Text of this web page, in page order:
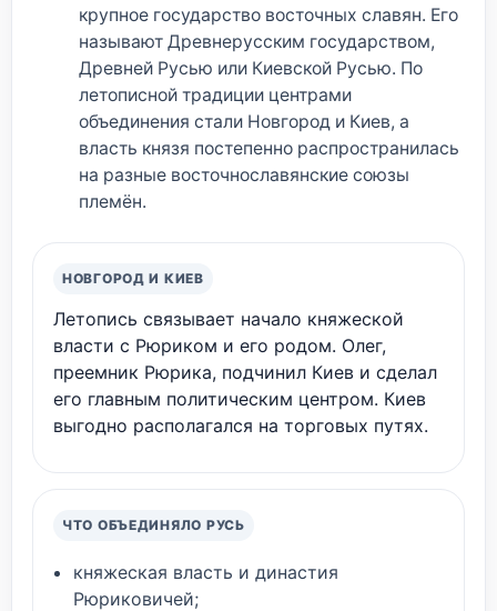
крупное государство восточных славян. Его
называют Древнерусским государством,
Древней Русью или Киевской Русью. По
летописной традиции центрами
объединения стали Новгород и Киев, а
власть князя постепенно распространилась
на разные восточнославянские союзы
племён.
НОВГОРОД И КИЕВ
Летопись связывает начало княжеской
власти с Рюриком и его родом. Олег,
преемник Рюрика, подчинил Киев и сделал
его главным политическим центром. Киев
выгодно располагался на торговых путях.
ЧТО ОБЪЕДИНЯЛО РУСЬ
княжеская власть и династия
Рюриковичей;